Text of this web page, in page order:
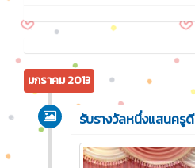
มกราคม 2013
รับรางวัลหนึ่งแสนครูดี